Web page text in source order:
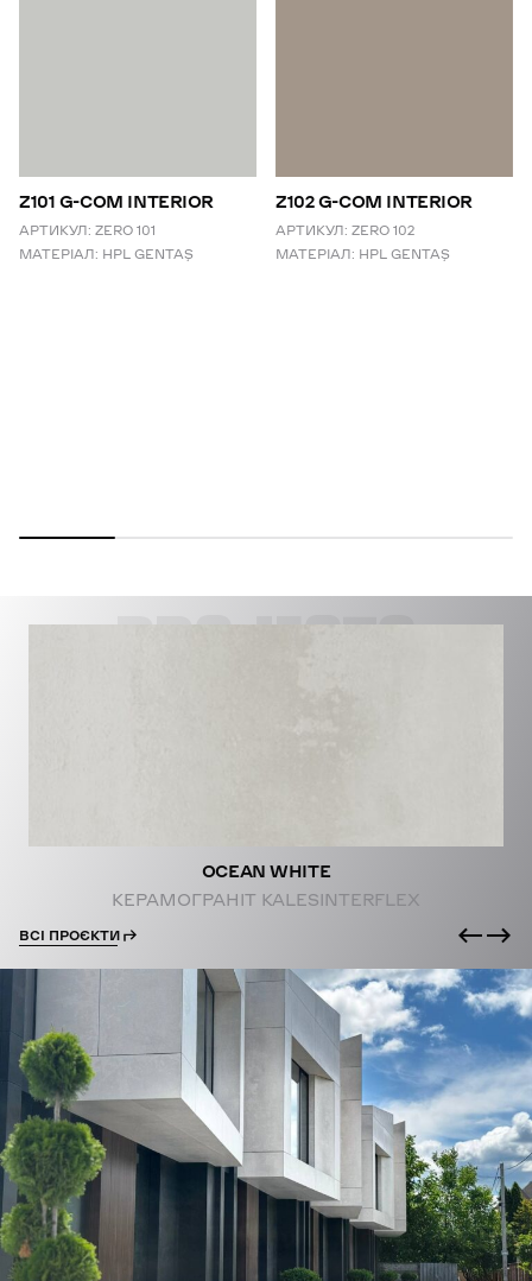
Z101 G-COM INTERIOR
АРТИКУЛ: ZERO 101
МАТЕРІАЛ: HPL GENTAŞ
Z102 G-COM INTERIOR
АРТИКУЛ: ZERO 102
МАТЕРІАЛ: HPL GENTAŞ
PROJECTS
OCEAN WHITE
КЕРАМОГРАНІТ KALESINTERFLEX
ВСІ ПРОЄКТИ